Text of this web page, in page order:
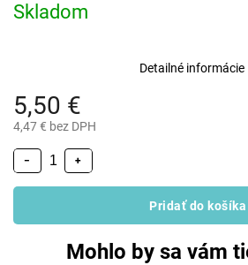
5,50 €
4,47 € bez DPH
Skladom
+
−
Pridať do košíka
Detailné informácie
Mohlo by sa vám